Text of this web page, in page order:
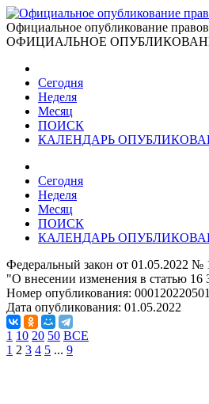
Официальное опубликование
ОФИЦИАЛЬНОЕ
Сегодня
Неделя
Месяц
ПОИСК
КАЛЕНДАРЬ
Сегодня
Неделя
Месяц
ПОИСК
КАЛЕНДАРЬ
Федеральный закон от 01.05.2022 №
"О внесении изменения в статью 16
Номер опубликования:
Дата опубликования: 01.05.2022
1 10 20 50 ВСЕ
1 2 3 4 5 ... 9